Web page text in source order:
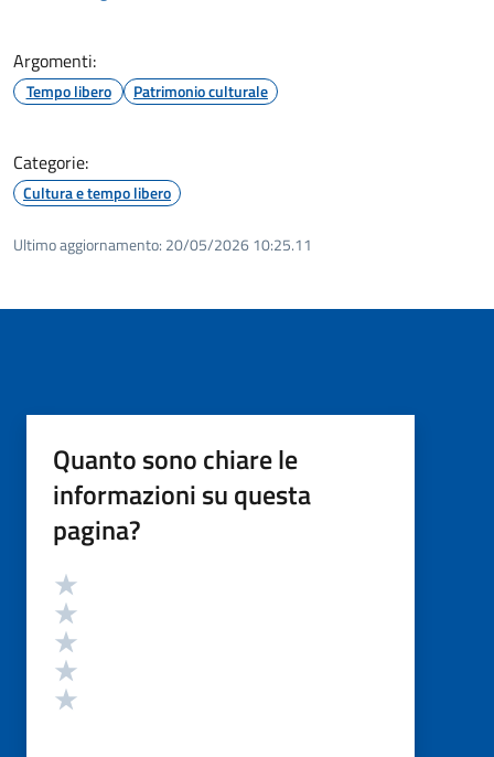
Argomenti:
Tempo libero Patrimonio culturale
Categorie:
Cultura e tempo libero
Ultimo aggiornamento: 20/05/2026 10:25.11
Quanto sono chiare le
informazioni su questa
pagina?
Valutazione